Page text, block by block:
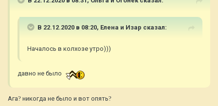
В 22.12.2020 в 08:20, Елена и Изар сказал:
Началось в колхозе утро)))
давно не было
Ага? никогда не было и вот опять?